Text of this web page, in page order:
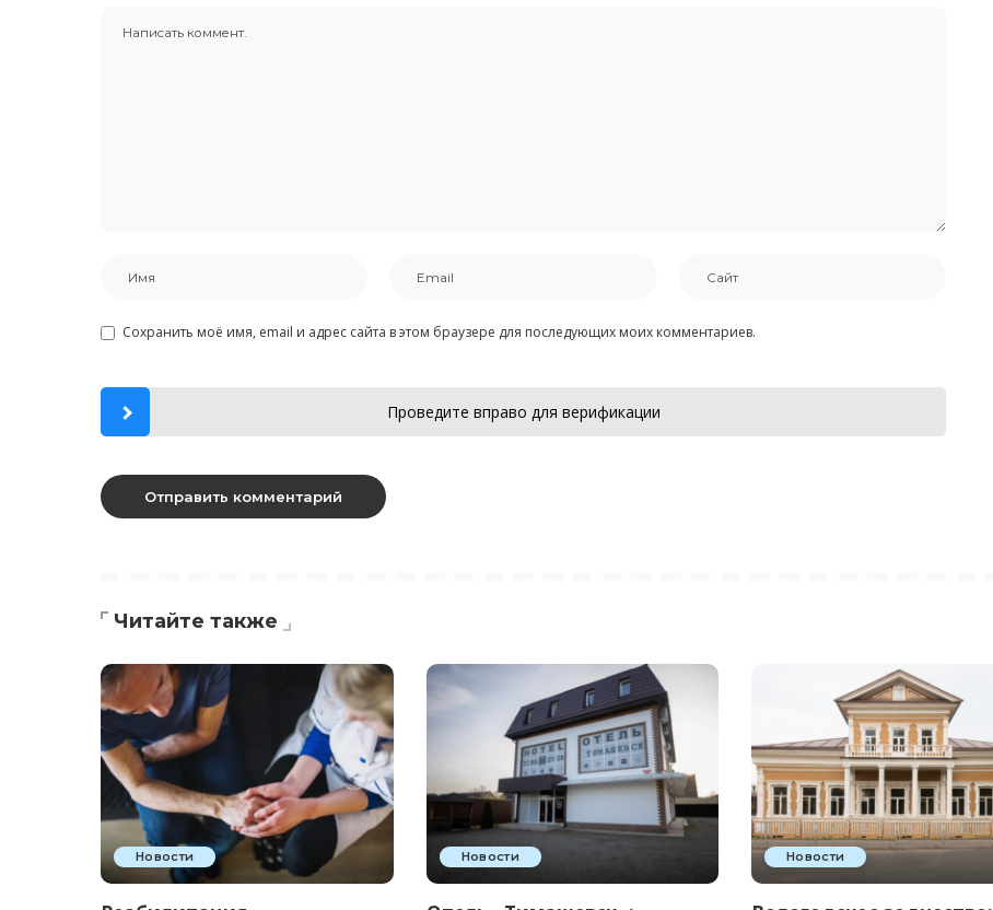
Сохранить моё имя, email и адрес сайта в этом браузере для последующих моих комментариев.
Проведите вправо для верификации
Читайте также
Новости Новости Новости